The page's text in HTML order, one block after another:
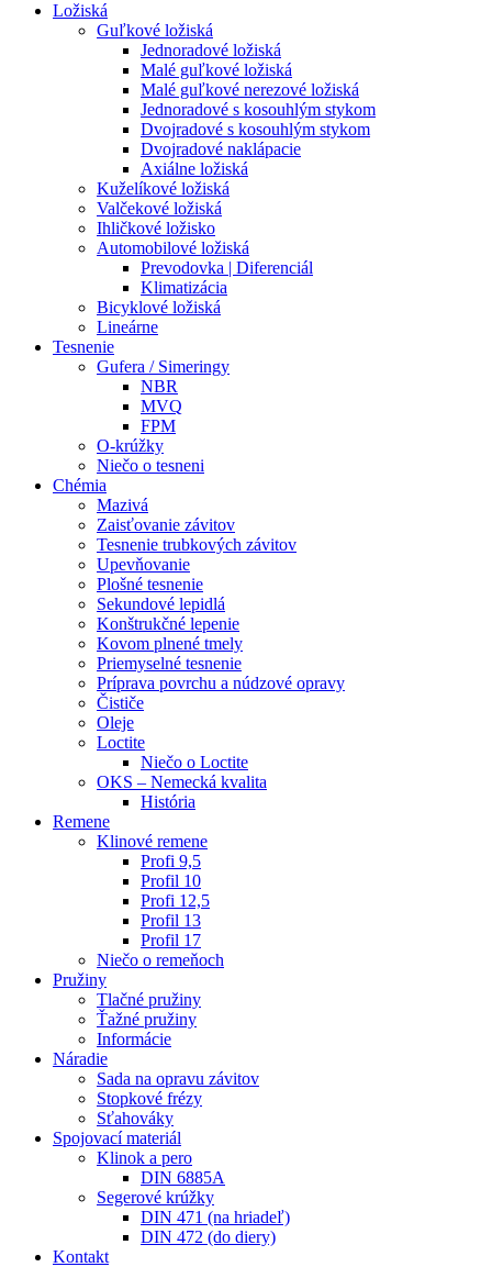
Ložiská
Guľkové ložiská
Jednoradové ložiská
Malé guľkové ložiská
Malé guľkové nerezové ložiská
Jednoradové s kosouhlým stykom
Dvojradové s kosouhlým stykom
Dvojradové naklápacie
Axiálne ložiská
Kuželíkové ložiská
Valčekové ložiská
Ihličkové ložisko
Automobilové ložiská
Prevodovka | Diferenciál
Klimatizácia
Bicyklové ložiská
Lineárne
Tesnenie
Gufera / Simeringy
NBR
MVQ
FPM
O-krúžky
Niečo o tesneni
Chémia
Mazivá
Zaisťovanie závitov
Tesnenie trubkových závitov
Upevňovanie
Plošné tesnenie
Sekundové lepidlá
Konštrukčné lepenie
Kovom plnené tmely
Priemyselné tesnenie
Príprava povrchu a núdzové opravy
Čističe
Oleje
Loctite
Niečo o Loctite
OKS – Nemecká kvalita
História
Remene
Klinové remene
Profi 9,5
Profil 10
Profi 12,5
Profil 13
Profil 17
Niečo o remeňoch
Pružiny
Tlačné pružiny
Ťažné pružiny
Informácie
Náradie
Sada na opravu závitov
Stopkové frézy
Sťahováky
Spojovací materiál
Klinok a pero
DIN 6885A
Segerové krúžky
DIN 471 (na hriadeľ)
DIN 472 (do diery)
Kontakt